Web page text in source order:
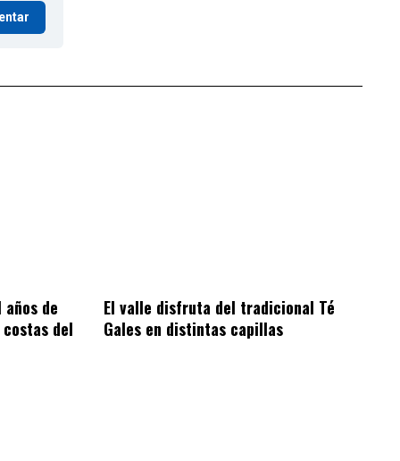
de
del
El valle disfruta del tradicional Té
Gales en distintas capillas